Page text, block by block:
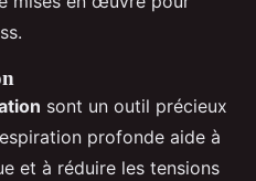
sont un outil précieux
profonde aide à
et à réduire les tensions